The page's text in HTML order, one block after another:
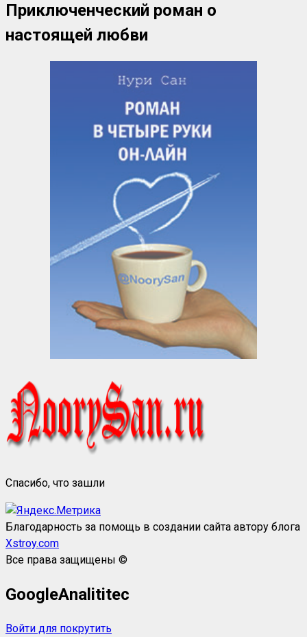
Приключенческий роман о
настоящей любви
Спасибо, что зашли
Благодарность за помощь в создании сайта автору блога
Xstroy.com
Все права защищены ©
GoogleAnalititec
Войти для покрутить